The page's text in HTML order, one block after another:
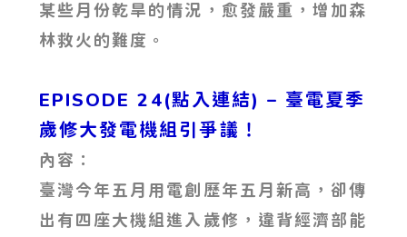
某些月份乾旱的情況，愈發嚴重，增加森
林救火的難度。
EPISODE 24(點入連結) – 臺電夏季
歲修大發電機組引爭議！
內容：
臺灣今年五月用電創歷年五月新高，卻傳
出有四座大機組進入歲修，違背經濟部能